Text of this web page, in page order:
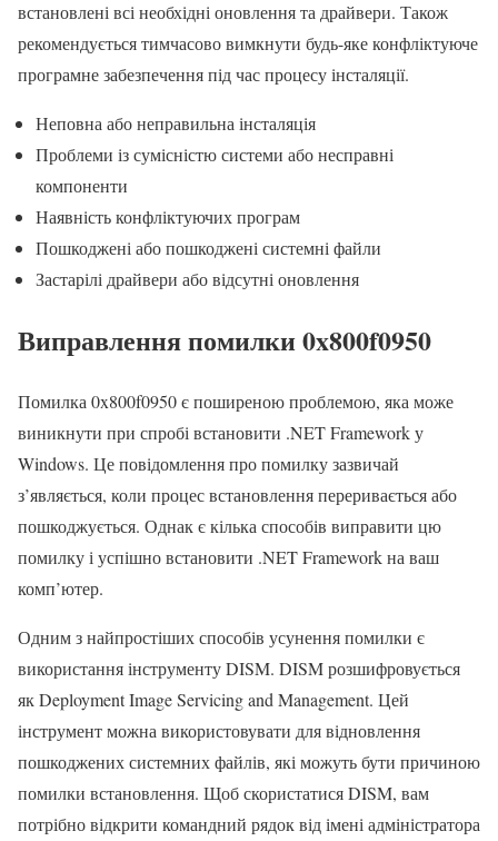
встановлені всі необхідні оновлення та драйвери. Також
рекомендується тимчасово вимкнути будь-яке конфліктуюче
програмне забезпечення під час процесу інсталяції.
Неповна або неправильна інсталяція
Проблеми із сумісністю системи або несправні
компоненти
Наявність конфліктуючих програм
Пошкоджені або пошкоджені системні файли
Застарілі драйвери або відсутні оновлення
Виправлення помилки 0x800f0950
Помилка 0x800f0950 є поширеною проблемою, яка може
виникнути при спробі встановити .NET Framework у
Windows. Це повідомлення про помилку зазвичай
з’являється, коли процес встановлення переривається або
пошкоджується. Однак є кілька способів виправити цю
помилку і успішно встановити .NET Framework на ваш
комп’ютер.
Одним з найпростіших способів усунення помилки є
використання інструменту DISM. DISM розшифровується
як Deployment Image Servicing and Management. Цей
інструмент можна використовувати для відновлення
пошкоджених системних файлів, які можуть бути причиною
помилки встановлення. Щоб скористатися DISM, вам
потрібно відкрити командний рядок від імені адміністратора